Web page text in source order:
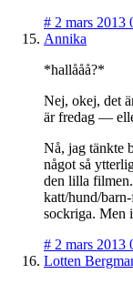
# 2 mars 2013
Annika
*hallååå?*
Nej, okej, det
är fredag —
Nå, jag tänkte
något så
den lilla
katt/hund/
sockriga. Men
# 2 mars 2013
Lotten